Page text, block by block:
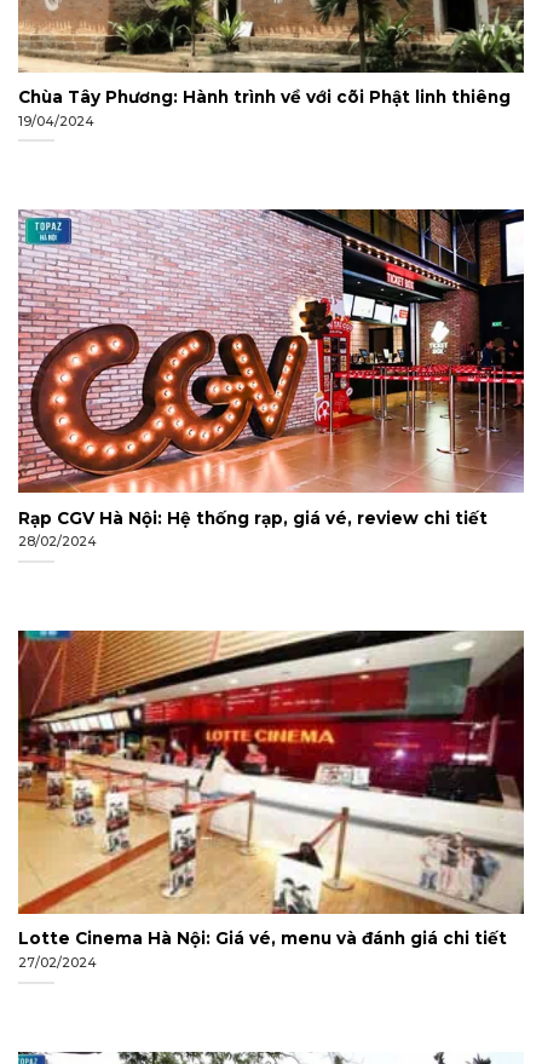
Chùa Tây Phương: Hành trình về với cõi Phật linh thiêng
19/04/2024
Rạp CGV Hà Nội: Hệ thống rạp, giá vé, review chi tiết
28/02/2024
Lotte Cinema Hà Nội: Giá vé, menu và đánh giá chi tiết
27/02/2024